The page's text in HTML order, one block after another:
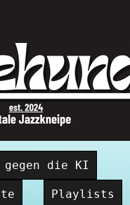
gegen die KI
Playlists